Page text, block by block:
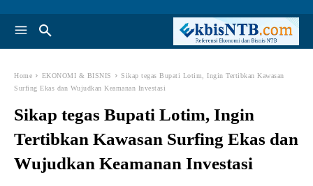
Home EKONOMI & BISNIS
Sikap tegas Bupati Lotim, Ingin Tertibkan Kawasan
Surfing Ekas dan Wujudkan Keamanan Investasi
Sikap tegas Bupati Lotim, Ingin
Tertibkan Kawasan Surfing Ekas dan
Wujudkan Keamanan Investasi